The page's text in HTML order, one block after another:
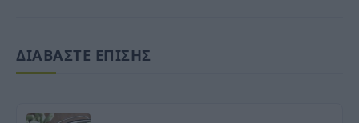
ΔΙΑΒΑΣΤΕ ΕΠΙΣΗΣ